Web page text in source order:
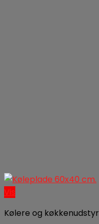
Kølere og køkkenudstyr